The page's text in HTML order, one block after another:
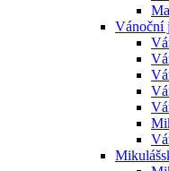
Vánoční